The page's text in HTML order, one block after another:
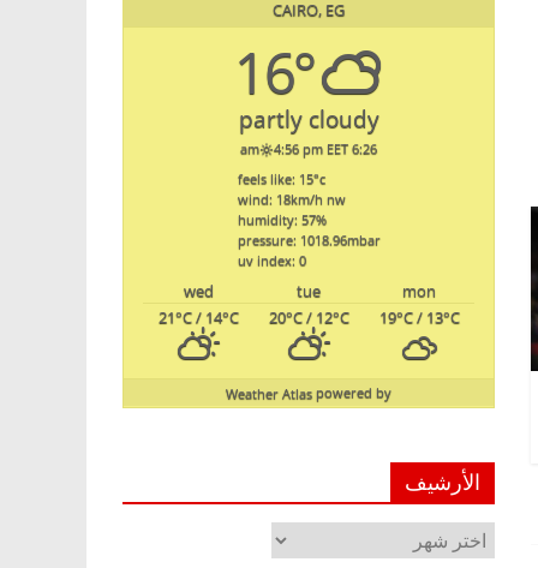
CAIRO, EG
16°
partly cloudy
6:26 am
4:56 pm EET
feels like: 15°c
wind: 18km/h nw
humidity: 57%
pressure: 1018.96mbar
uv index: 0
mon
tue
wed
19°C/ 13°C
20°C/ 12°C
21°C/ 14°C
powered by
Weather Atlas
الأرشيف
الأرشيف